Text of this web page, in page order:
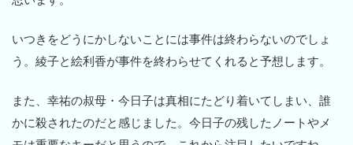
いつきをどうにかしないことには事件は終わらないのでしょ
う。綾子と絵利香が事件を終わらせてくれると予想します。
また、幸祐の叔母・今日子は真相にたどり着いてしまい、誰
かに殺されたのだと感じました。今日子の残したノートやメ